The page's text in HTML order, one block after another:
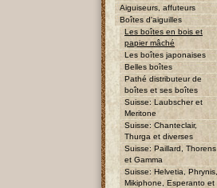
Aiguiseurs, affuteurs
Boîtes d'aiguilles
Les boîtes en bois et
papier mâché
Les boîtes japonaises
Belles boîtes
Pathé distributeur de
boîtes et ses boîtes
Suisse: Laubscher et
Meritone
Suisse: Chanteclair,
Thurga et diverses
Suisse: Paillard, Thorens
et Gamma
Suisse: Helvetia, Phrynis,
Mikiphone, Esperanto et